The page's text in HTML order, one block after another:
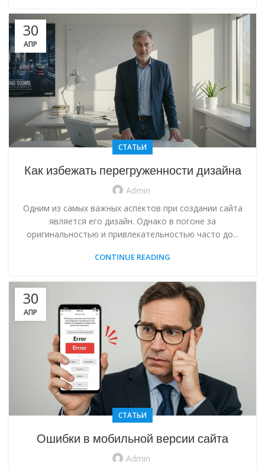
30
АПР
СТАТЬИ
Как избежать перегруженности дизайна
Admin
Одним из самых важных аспектов при создании сайта
является его дизайн. Однако в погоне за
оригинальностью и привлекательностью часто до...
CONTINUE READING
30
АПР
СТАТЬИ
Ошибки в мобильной версии сайта
Admin